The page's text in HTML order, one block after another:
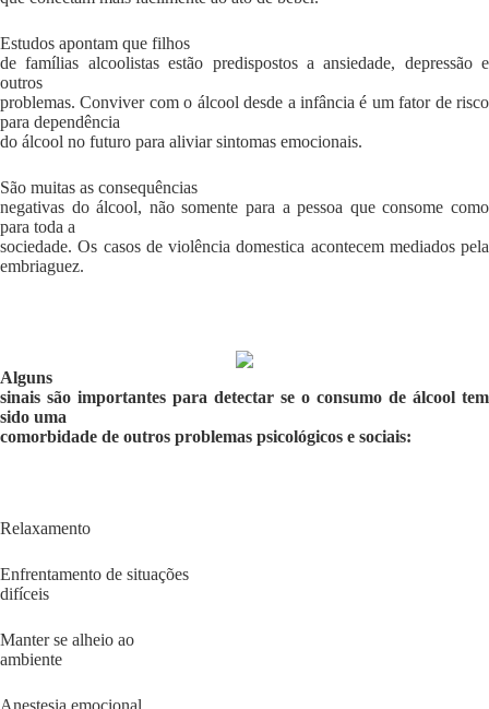
Estudos apontam que filhos
de famílias alcoolistas estão predispostos a ansiedade, depressão e
outros
problemas. Conviver com o álcool desde a infância é um fator de risco
para dependência
do álcool no futuro para aliviar sintomas emocionais.
São muitas as consequências
negativas do álcool, não somente para a pessoa que consome como
para toda a
sociedade. Os casos de violência domestica acontecem mediados pela
embriaguez.
Alguns
sinais são importantes para detectar se o consumo de álcool tem
sido uma
comorbidade de outros problemas psicológicos e sociais:
Relaxamento
Enfrentamento de situações
difíceis
Manter se alheio ao
ambiente